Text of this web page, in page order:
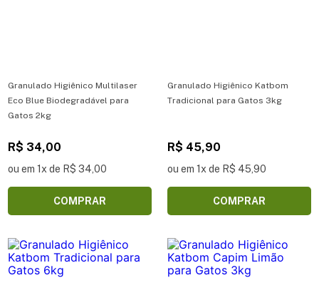
Granulado Higiênico Multilaser
Eco Blue Biodegradável para
Gatos 2kg
R$ 34,00
ou em 1x de R$ 34,00
COMPRAR
Granulado Higiênico Katbom
Tradicional para Gatos 3kg
R$ 45,90
ou em 1x de R$ 45,90
COMPRAR